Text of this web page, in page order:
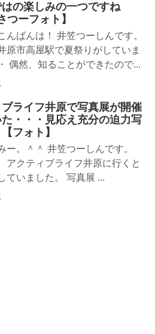
の楽しみの一つですね
つーフォト】
んばんは！ 井笠つーしんです。
原市高屋駅で夏祭りがしていま
偶然、知ることができたので...
ライフ井原で写真展が開催
・・・見応え充分の迫力写
フォト】
ー。＾＾ 井笠つーしんです。
アクティブライフ井原に行くと
ていました。 写真展 ...